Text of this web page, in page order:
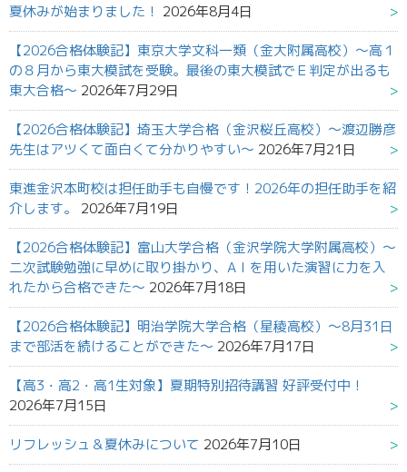
夏休みが始まりました！ 2026年8月4日
【2026合格体験記】東京大学文科一類（金大附属高校）～高１
の８月から東大模試を受験。最後の東大模試でＥ判定が出るも
東大合格～ 2026年7月29日
【2026合格体験記】埼玉大学合格（金沢桜丘高校）～渡辺勝彦
先生はアツくて面白くて分かりやすい～ 2026年7月21日
東進金沢本町校は担任助手も自慢です！2026年の担任助手を紹
介します。
2026年7月19日
【2026合格体験記】富山大学合格（金沢学院大学附属高校）～
二次試験勉強に早めに取り掛かり、AＩを用いた演習に力を入
れたから合格できた～ 2026年7月18日
【2026合格体験記】明治学院大学合格（星稜高校）～8月31日
まで部活を続けることができた～ 2026年7月17日
【高3・高2・高1生対象】夏期特別招待講習 好評受付中！
2026年7月15日
リフレッシュ＆夏休みについて 2026年7月10日